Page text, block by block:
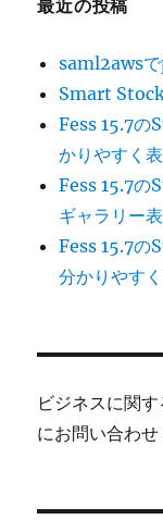
最近の投稿
saml2aws
Smart
Fess 15.7の
かりやすく
Fess 15.7の
ギャラリー
Fess 15.7の
分かりやす
ビジネスに関
にお問い合わせ